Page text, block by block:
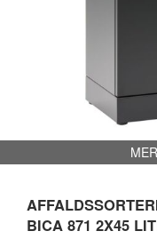
BICA 871 2X45